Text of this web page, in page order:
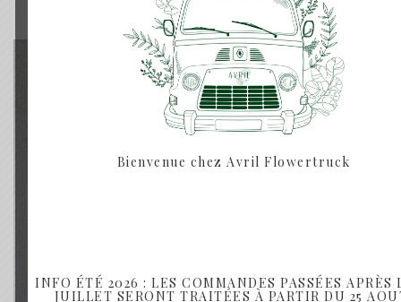
Rupture de Stock
Bienvenue chez Avril Flowertruck
INFO ÉTÉ 2026 : LES COMMANDES PASSÉES APRÈS
JUILLET SERONT TRAITÉES À PARTIR DU 25